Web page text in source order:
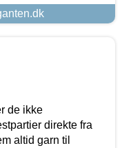
de ikke
direkte fra
altid garn til